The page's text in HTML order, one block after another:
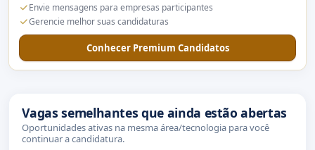
Envie mensagens para empresas participantes
Gerencie melhor suas candidaturas
Conhecer Premium Candidatos
Vagas semelhantes que ainda estão abertas
Oportunidades ativas na mesma área/tecnologia para você
continuar a candidatura.